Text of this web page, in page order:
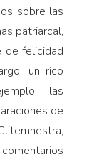
sobre las
patriarcal,
de felicidad
un rico
las
de